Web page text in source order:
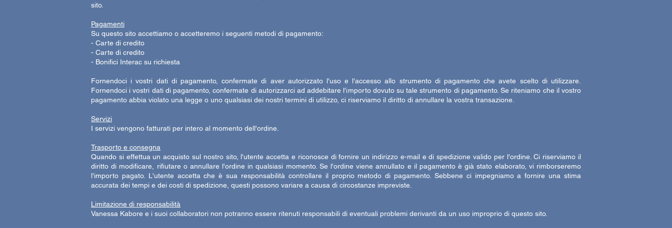
sito.
Pagamenti
Su questo sito accettiamo o accetteremo i seguenti metodi di pagamento:
- Carte di credito
- Carte di credito
- Bonifici Interac su richiesta
Fornendoci i vostri dati di pagamento, confermate di aver autorizzato l'uso e l'accesso allo strumento di pagamento che avete scelto di utilizzare.
Fornendoci i vostri dati di pagamento, confermate di autorizzarci ad addebitare l'importo dovuto su tale strumento di pagamento. Se riteniamo che il vostro
pagamento abbia violato una legge o uno qualsiasi dei nostri termini di utilizzo, ci riserviamo il diritto di annullare la vostra transazione.
Servizi
I servizi vengono fatturati per intero al momento dell'ordine.
Trasporto e consegna
Quando si effettua un acquisto sul nostro sito, l'utente accetta e riconosce di fornire un indirizzo e-mail e di spedizione valido per l'ordine. Ci riserviamo il
diritto di modificare, rifiutare o annullare l'ordine in qualsiasi momento. Se l'ordine viene annullato e il pagamento è già stato elaborato, vi rimborseremo
l'importo pagato. L'utente accetta che è sua responsabilità controllare il proprio metodo di pagamento. Sebbene ci impegniamo a fornire una stima
accurata dei tempi e dei costi di spedizione, questi possono variare a causa di circostanze impreviste.
Limitazione di responsabilità
Vanessa Kabore e i suoi collaboratori non potranno essere ritenuti responsabili di eventuali problemi derivanti da un uso improprio di questo sito.